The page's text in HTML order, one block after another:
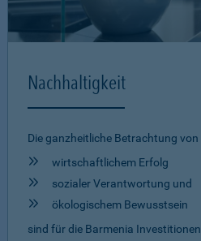
Nachhaltigkeit
Die ganzheitliche Betrachtung von
wirtschaftlichem Erfolg
sozialer Verantwortung und
ökologischem Bewusstsein
sind für die Barmenia